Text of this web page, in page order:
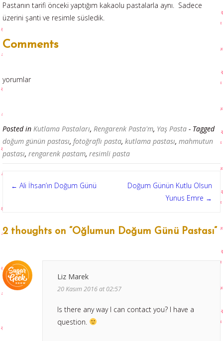
Pastanın tarifi önceki yaptığım kakaolu pastalarla aynı. Sadece
üzerini şanti ve resimle süsledik.
Comments
yorumlar
Posted in Kutlama Pastaları, Rengarenk Pasta'm, Yaş Pasta - Tagged
doğum günün pastası, fotoğraflı pasta, kutlama pastası, mahmutun
pastası, rengarenk pastam, resimli pasta
Post
← Ali İhsan’ın Doğum Günü
Doğum Günün Kutlu Olsun
Yunus Emre →
2 thoughts on “ Oğlumun Doğum Günü Pastası ”
Liz Marek
20 Kasım 2016 at 02:57
Is there any way I can contact you? I have a
question.